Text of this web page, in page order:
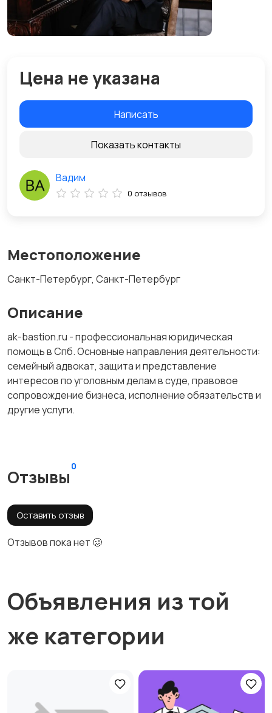
Местоположение
Санкт-Петербург, Санкт-Петербург
Описание
ak-bastion.ru - профессиональная юридическая
помощь в Спб. Основные направления деятельности:
семейный адвокат, защита и представление
интересов по уголовным делам в суде, правовое
сопровождение бизнеса, исполнение обязательств и
другие услуги.
Отзывы
0
Оставить отзыв
Отзывов пока нет 🥴
Цена не указана
Написать
Показать контакты
Вадим
0 отзывов
Объявления из той
же категории